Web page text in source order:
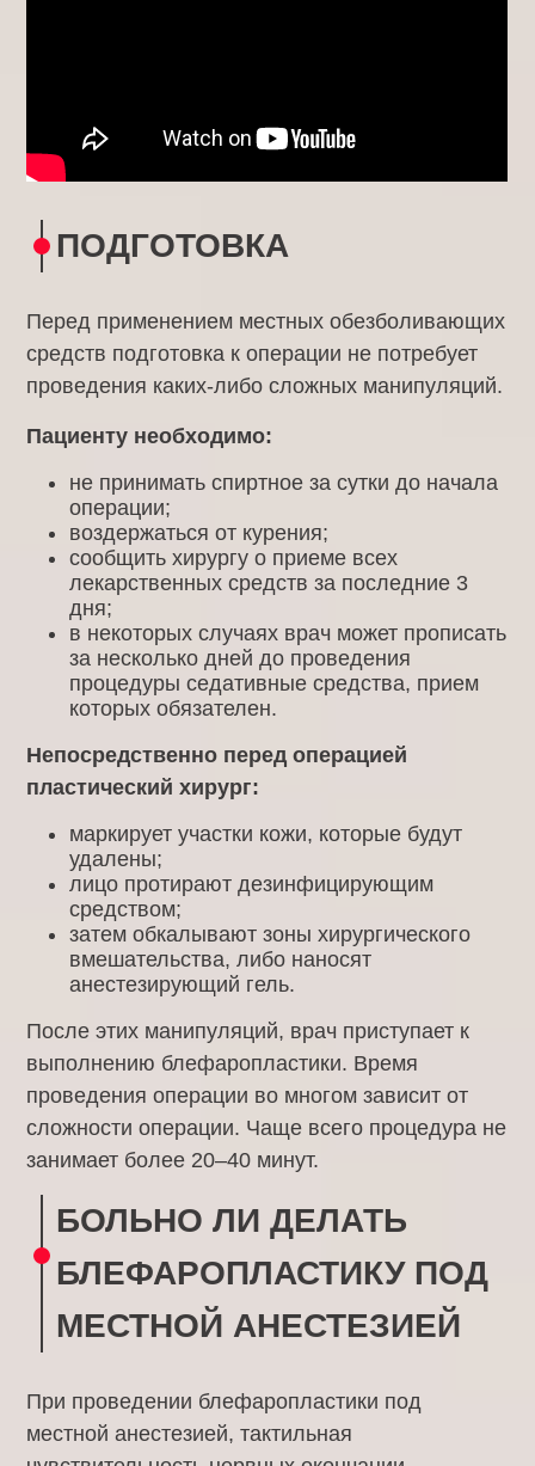
ПОДГОТОВКА
Перед применением местных обезболивающих
средств подготовка к операции не потребует
проведения каких-либо сложных манипуляций.
Пациенту необходимо:
не принимать спиртное за сутки до начала
операции;
воздержаться от курения;
сообщить хирургу о приеме всех
лекарственных средств за последние 3
дня;
в некоторых случаях врач может прописать
за несколько дней до проведения
процедуры седативные средства, прием
которых обязателен.
Непосредственно перед операцией
пластический хирург:
маркирует участки кожи, которые будут
удалены;
лицо протирают дезинфицирующим
средством;
затем обкалывают зоны хирургического
вмешательства, либо наносят
анестезирующий гель.
После этих манипуляций, врач приступает к
выполнению блефаропластики. Время
проведения операции во многом зависит от
сложности операции. Чаще всего процедура не
занимает более 20–40 минут.
БОЛЬНО ЛИ ДЕЛАТЬ
БЛЕФАРОПЛАСТИКУ ПОД
МЕСТНОЙ АНЕСТЕЗИЕЙ
При проведении блефаропластики под
местной анестезией, тактильная